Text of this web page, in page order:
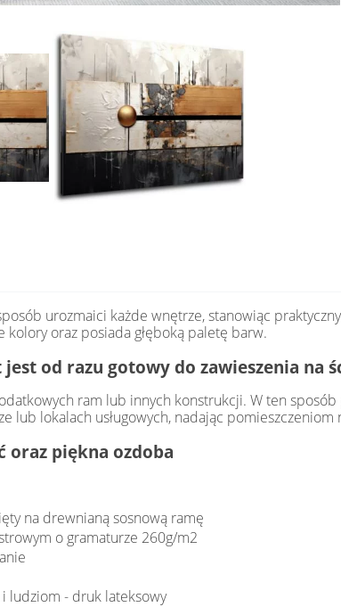
urozmaici każde wnętrze, stanowiąc
oraz posiada głęboką paletę barw.
od razu gotowy do zawieszenia na
ram lub innych konstrukcji. W ten
lub lokalach usługowych, nadając
oraz piękna ozdoba
na drewnianą sosnową ramę
o gramaturze 260g/m2
ludziom - druk lateksowy